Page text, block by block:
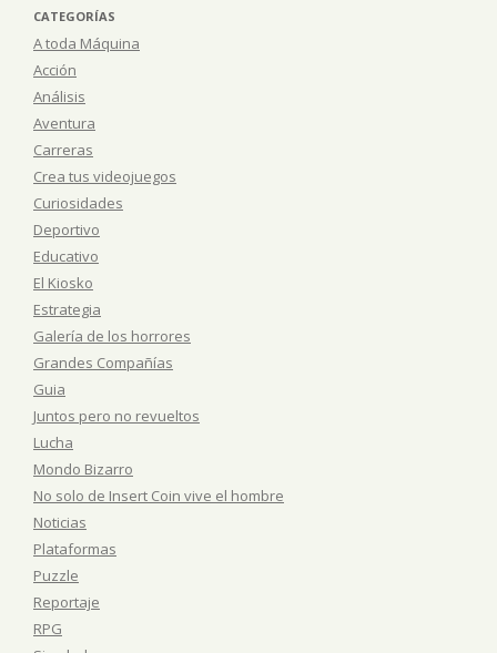
CATEGORÍAS
A toda Máquina
Acción
Análisis
Aventura
Carreras
Crea tus videojuegos
Curiosidades
Deportivo
Educativo
El Kiosko
Estrategia
Galería de los horrores
Grandes Compañías
Guia
Juntos pero no revueltos
Lucha
Mondo Bizarro
No solo de Insert Coin vive el hombre
Noticias
Plataformas
Puzzle
Reportaje
RPG